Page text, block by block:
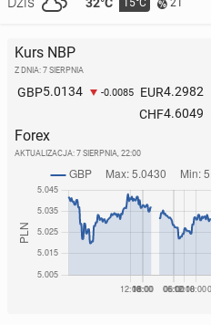
21
Kurs NBP
Z DNIA: 7 SIERPNIA
GBP5.0134 -0.0085 EUR4.2982
CHF4.6049
Forex
AKTUALIZACJA: 7 SIERPNIA, 22:00